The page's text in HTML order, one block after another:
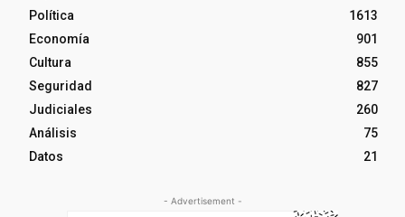
Política
1613
Economía
901
Cultura
855
Seguridad
827
Judiciales
260
Análisis
75
Datos
21
- Advertisement -